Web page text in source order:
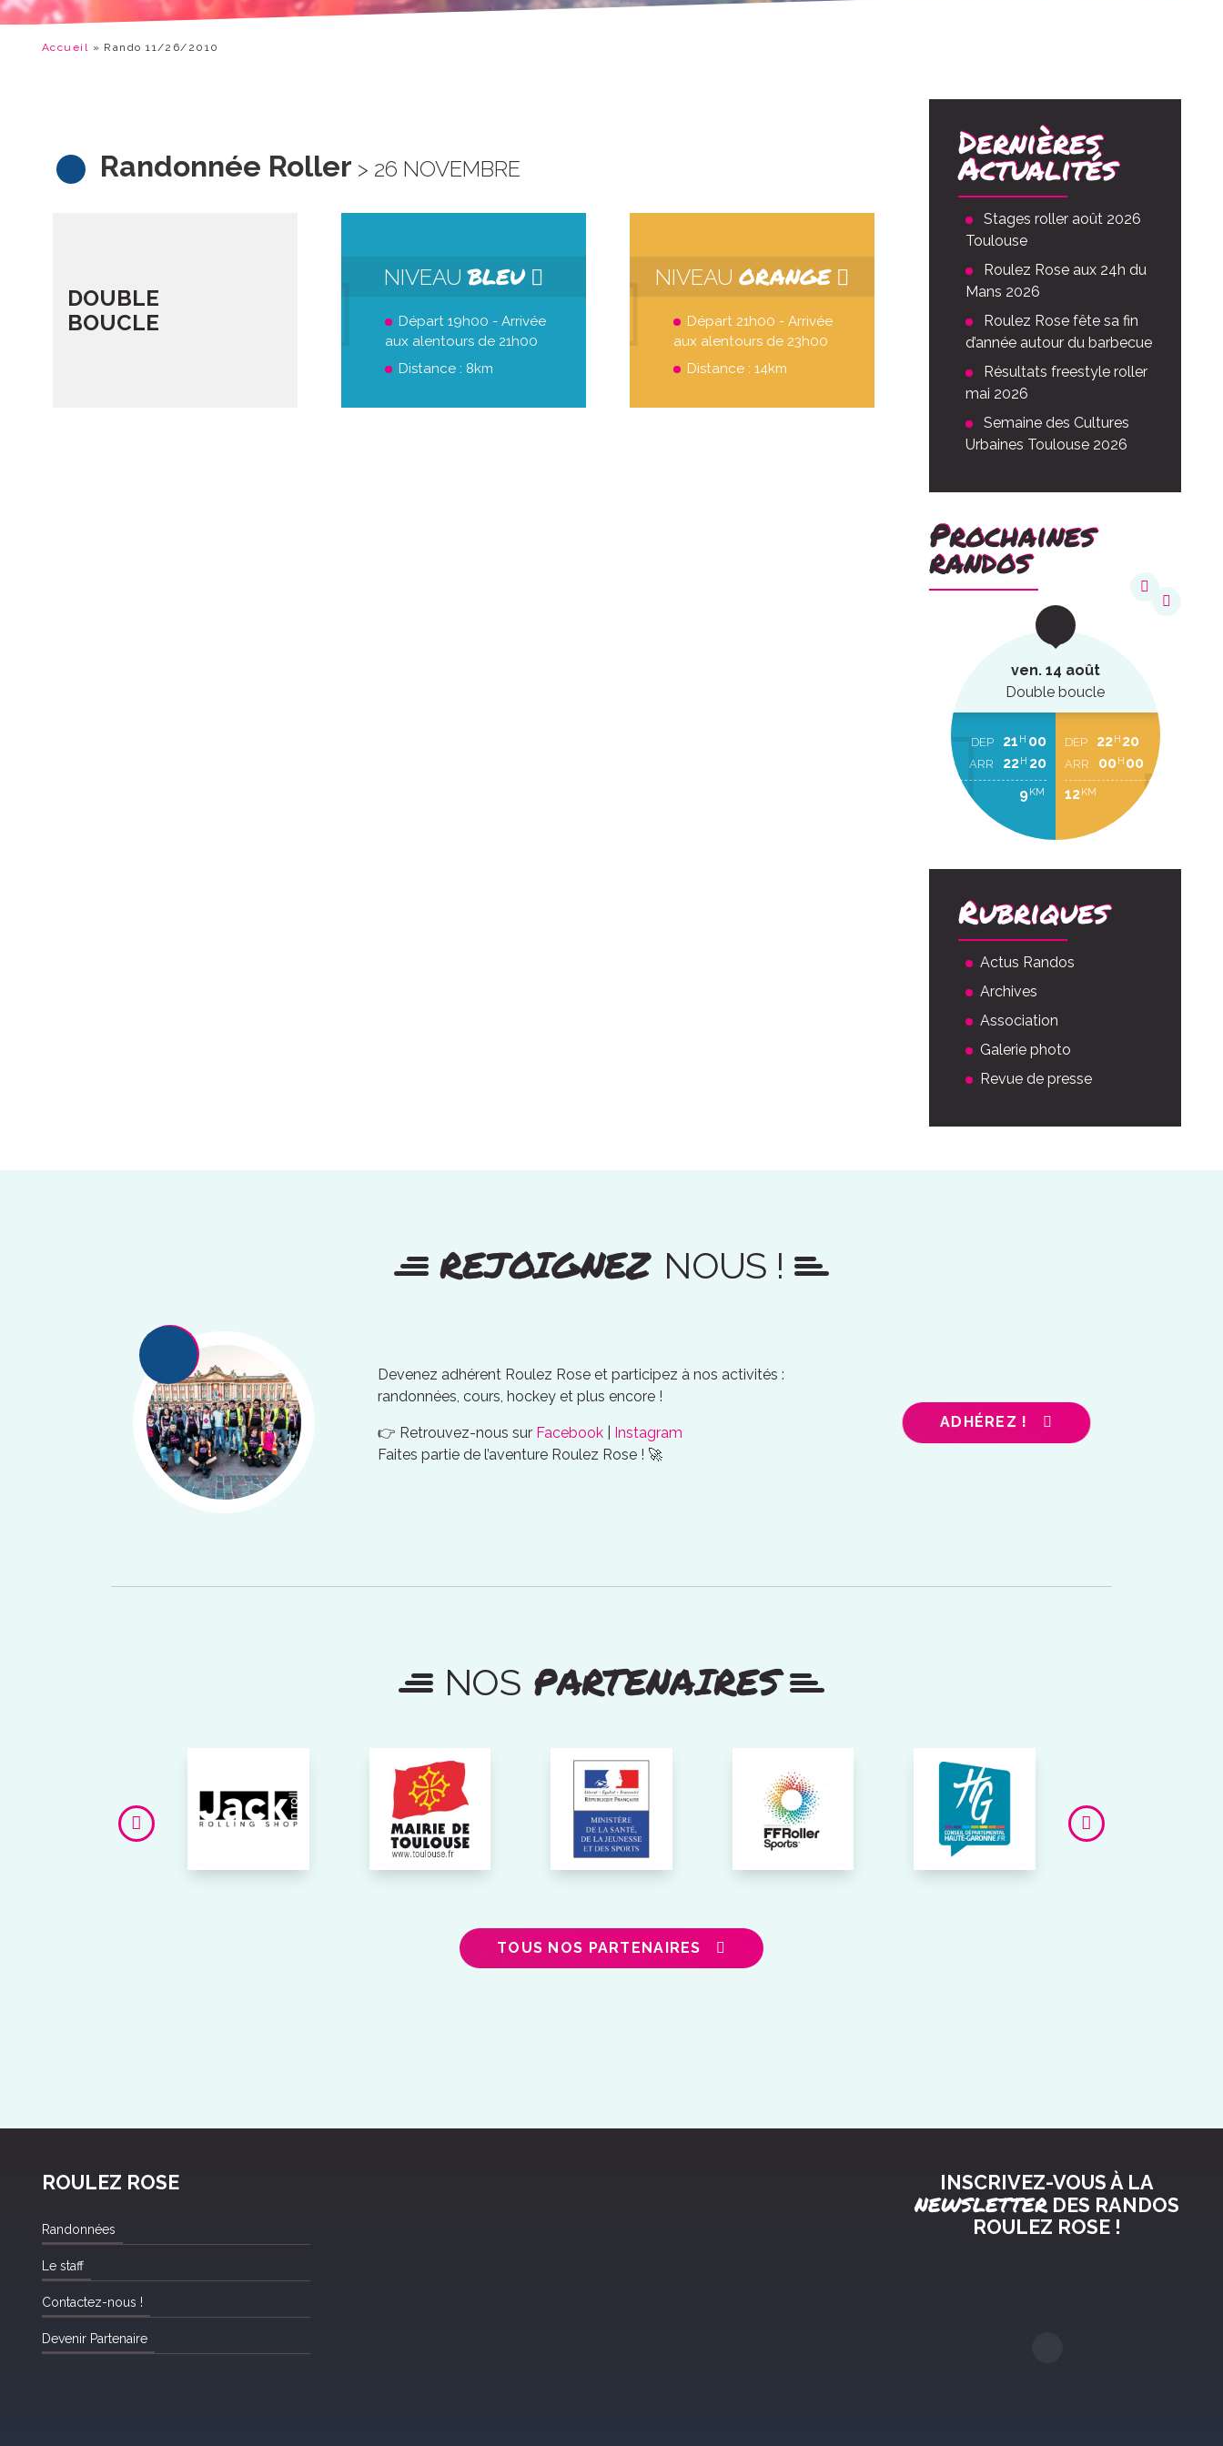
Accueil » Rando 11/26/2010
Randonnée Roller > 26 NOVEMBRE
DOUBLE
BOUCLE
NIVEAUBLEU
Départ 19h00 - Arrivée
aux alentours de 21h00
Distance : 8km
NIVEAU ORANGE
Départ 21h00 - Arrivée
aux alentours de 23h00
Distance : 14km
Dernières
Actualités
Stages roller août 2026
Toulouse
Roulez Rose aux 24h du
Mans 2026
Roulez Rose fête sa fin
d’année autour du barbecue
Résultats freestyle roller
mai 2026
Semaine des Cultures
Urbaines Toulouse 2026
Prochaines
randos
ven. 14 août
Double boucle
DEP 21 H 00
ARR 22 H 20
9 KM
DEP 22 H 20
ARR 00 H 00
12 KM
Rubriques
Actus Randos
Archives
Association
Galerie photo
Revue de presse
REJOIGNEZ NOUS !
Devenez adhérent Roulez Rose et participez à nos activités :
randonnées, cours, hockey et plus encore !
👉 Retrouvez-nous sur Facebook
Instagram
Faites partie de l’aventure Roulez Rose ! 🚀
ADHÉREZ !
NOSPARTENAIRES
TOUS NOS PARTENAIRES
ROULEZ ROSE
Randonnées
Le staff
Contactez-nous !
Devenir Partenaire
INSCRIVEZ-VOUS À LA
NEWSLETTERDES RANDOS
ROULEZ ROSE !